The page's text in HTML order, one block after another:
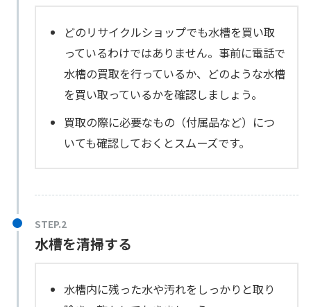
どのリサイクルショップでも水槽を買い取
っているわけではありません。事前に電話で
水槽の買取を行っているか、どのような水槽
を買い取っているかを確認しましょう。
買取の際に必要なもの（付属品など）につ
いても確認しておくとスムーズです。
水槽を清掃する
水槽内に残った水や汚れをしっかりと取り